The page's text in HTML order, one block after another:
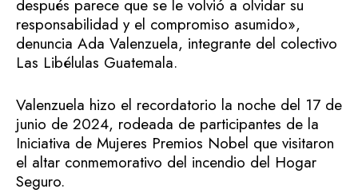
después parece que se le volvió a olvidar su
responsabilidad y el compromiso asumido»,
denuncia Ada Valenzuela, integrante del colectivo
Las Libélulas Guatemala.
Valenzuela hizo el recordatorio la noche del 17 de
junio de 2024, rodeada de participantes de la
Iniciativa de Mujeres Premios Nobel que visitaron
el altar conmemorativo del incendio del Hogar
Seguro.